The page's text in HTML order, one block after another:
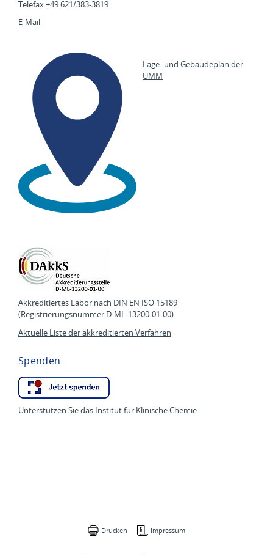
Telefax +49 621/383-3819
E-Mail
Lage- und Gebäudeplan der
UMM
Akkreditiertes Labor nach DIN EN ISO 15189
(Registrierungsnummer D-ML-13200-01-00)
Aktuelle Liste der akkreditierten Verfahren
Spenden
Unterstützen Sie das Institut für Klinische Chemie.
Drucken Impressum